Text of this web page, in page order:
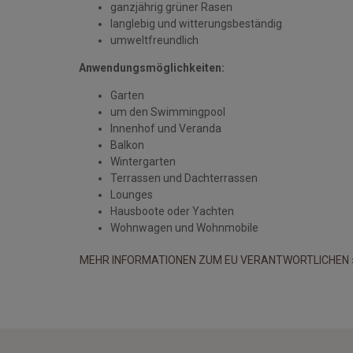
ganzjährig grüner Rasen
langlebig und witterungsbeständig
umweltfreundlich
Anwendungsmöglichkeiten:
Garten
um den Swimmingpool
Innenhof und Veranda
Balkon
Wintergarten
Terrassen und Dachterrassen
Lounges
Hausboote oder Yachten
Wohnwagen und Wohnmobile
MEHR INFORMATIONEN ZUM EU VERANTWORTLICHEN